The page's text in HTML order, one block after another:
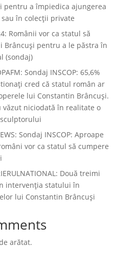
pentru a împiedica ajungerea
în colecţii private
Românii vor ca statul să
Brâncuși pentru a le păstra în
(sondaj)
Sondaj INSCOP: 65,6%
cred că statul român ar
lui Constantin Brâncuși.
văzut niciodată în realitate o
Sondaj INSCOP: Aproape
vor ca statul să cumpere
Două treimi
intervenția statului în
lui Constantin Brâncuși
arătat.